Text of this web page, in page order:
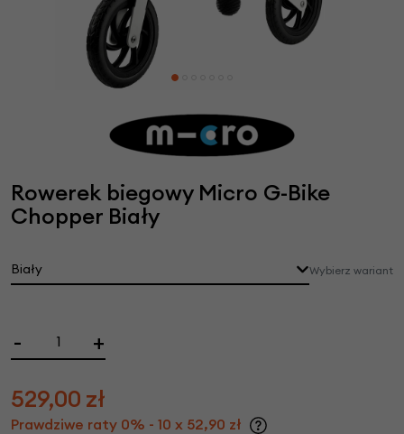
Rowerek biegowy Micro G-Bike
Chopper Biały
Biały Wybierz wariant
- +
529,00 zł
Prawdziwe raty 0% - 10 x 52,90 zł